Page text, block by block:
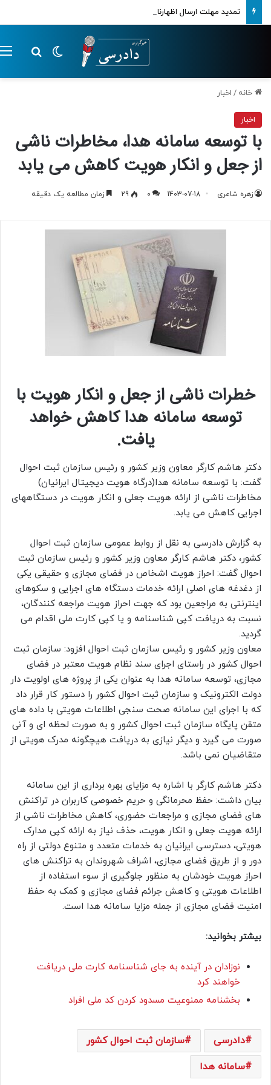
تمدید مهلت ارسال اظهارنامه‌های مالیاتی تا پایان تابستان 1405
تغییر پوسته
خانه / اخبار
اخبار
با توسعه سامانه هدا، مخاطرات ناشی
از جعل و انکار هویت کاهش می یابد
زهره شاعری 1403-07-18
0
29 زمان مطالعه یک دقیقه
خطرات ناشی از جعل و انکار هویت با
توسعه سامانه هدا کاهش خواهد
یافت.
دکتر هاشم کارگر معاون وزیر کشور و رئیس سازمان ثبت احوال
گفت: با توسعه سامانه هدا(درگاه هویت دیجیتال ایرانیان)
مخاطرات ناشی از ارائه هویت جعلی و انکار هویت در دستگاههای
اجرایی کاهش می یابد.
به گزارش دادرسی به نقل از روابط عمومی سازمان ثبت احوال
کشور، دکتر هاشم کارگر معاون وزیر کشور و رئیس سازمان ثبت
احوال گفت: احراز هویت اشخاص در فضای مجازی و حقیقی یکی
از دغدغه های اصلی ارائه خدمات دستگاه های اجرایی و سکوهای
اینترنتی به مراجعین بود که جهت احراز هویت مراجعه کنندگان،
نسبت به دریافت کپی شناسنامه و یا کپی کارت ملی اقدام می
گردید.
معاون وزیر کشور و رئیس سازمان ثبت احوال افزود: سازمان ثبت
احوال کشور در راستای اجرای سند نظام هویت معتبر در فضای
مجازی، توسعه سامانه هدا به عنوان یکی از پروژه های اولویت دار
دولت الکترونیک و سازمان ثبت احوال کشور را دستور کار قرار داد
که با اجرای این سامانه صحت سنجی اطلاعات هویتی با داده های
متقن پایگاه سازمان ثبت احوال کشور و به صورت لحظه ای و آنی
صورت می گیرد و دیگر نیازی به دریافت هیچگونه مدرک هویتی از
متقاضیان نمی باشد.
دکتر هاشم کارگر با اشاره به مزایای بهره برداری از این سامانه
بیان داشت: حفظ محرمانگی و حریم خصوصی کاربران در تراکنش
های فضای مجازی و مراجعات حضوری، کاهش مخاطرات ناشی از
ارائه هویت جعلی و انکار هویت، حذف نیاز به ارائه کپی مدارک
هویتی، دسترسی ایرانیان به خدمات متعدد و متنوع دولتی از راه
دور و از طریق فضای مجازی، اشراف شهروندان به تراکنش های
احراز هویت خودشان به منظور جلوگیری از سوء استفاده از
اطلاعات هویتی و کاهش جرائم فضای مجازی و کمک به حفظ
امنیت فضای مجازی از جمله مزایا سامانه هدا است.
بیشتر بخوانید:
نوزادان در آینده به جای شناسنامه کارت ملی دریافت
خواهند کرد
بخشنامه ممنوعیت مسدود کردن کد ملی افراد
دادرسی
سازمان ثبت احوال کشور
سامانه هدا